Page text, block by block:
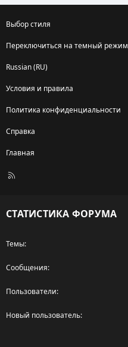
Выбор стиля
Переключиться на темный режим
Russian (RU)
Условия и правила
Политика конфиденциальности
Справка
Главная
R
СТАТИСТИКА ФОРУМА
Темы
Сообщения
Пользователи
Новый пользователь